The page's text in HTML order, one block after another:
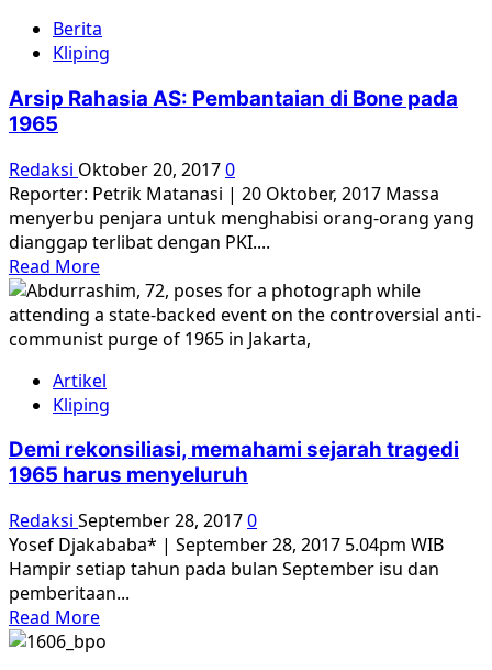
Jejak
Kuburan
Purwodadi
Berita
Kliping
Arsip Rahasia AS: Pembantaian di Bone pada
1965
Redaksi Oktober 20, 20170
Reporter: Petrik Matanasi | 20 Oktober, 2017 Massa
menyerbu penjara untuk menghabisi orang-orang yang
dianggap terlibat dengan PKI....
Read MoreRead
more
about
Arsip
AS:
Pembantaian
Bone
pada
Artikel
Kliping
Demi rekonsiliasi, memahami sejarah tragedi
1965 harus menyeluruh
Redaksi September 28, 20170
Yosef Djakababa* | September 28, 2017 5.04pm WIB
Hampir setiap tahun pada bulan September isu dan
pemberitaan...
Read MoreRead
more